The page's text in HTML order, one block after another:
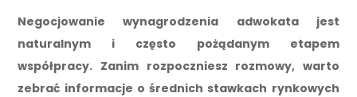
Negocjowanie wynagrodzenia adwokata jest
naturalnym i często pożądanym etapem
współpracy. Zanim rozpoczniesz rozmowy, warto
zebrać informacje o średnich stawkach rynkowych